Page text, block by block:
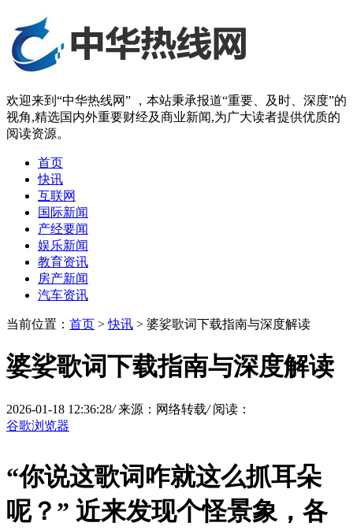
欢迎来到“中华热线网” ，本站秉承报道“重要、及时、深度”的
视角,精选国内外重要财经及商业新闻,为广大读者提供优质的
阅读资源。
首页
快讯
互联网
国际新闻
产经要闻
娱乐新闻
教育资讯
房产新闻
汽车资讯
当前位置： 首页 >快讯 > 婆娑歌词下载指南与深度解读
婆娑歌词下载指南与深度解读
2026-01-18 12:36:28/ 来源：网络转载/ 阅读：
谷歌浏览器
“你说这歌词咋就这么抓耳朵
呢？” 近来发现个怪景象，各